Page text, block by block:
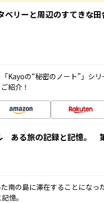
ベリーと周辺のすてきな
Kayoの“秘密のノート”」シ
紹介！
ある旅の記録と記憶。
南の島に滞在することにな
憶。